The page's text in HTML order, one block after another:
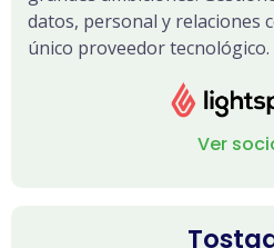
datos, personal y relaciones
único proveedor tecnológico.
Ver